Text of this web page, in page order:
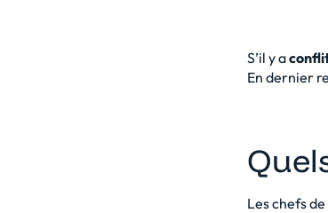
S’il y a
En dernier
Les chefs